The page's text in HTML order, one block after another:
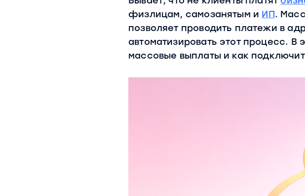
физлицам, самозанятым и ИП.
позволяет проводить платежи в
автоматизировать этот процесс.
массовые выплаты и как